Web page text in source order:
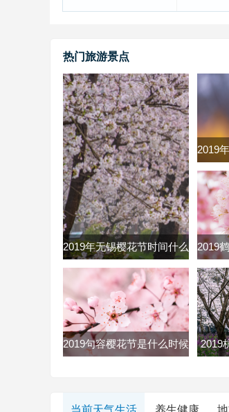
热门旅游景点
2019年无锡樱花节时间什么
时候 无锡鼋头渚樱花节
2019时间门票
2019句容樱花节是什么时候
2019
什么
2019
2019
2019
当前天气生活 养生健康